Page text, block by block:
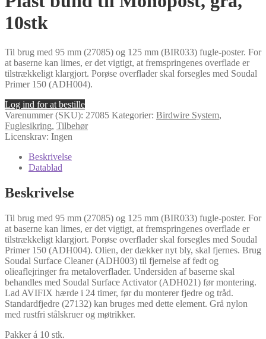
10stk
Til brug med 95 mm (27085) og 125 mm (BIR033) fugle-poster. For
at baserne kan limes, er det vigtigt, at fremspringenes overflade er
tilstrækkeligt klargjort. Porøse overflader skal forsegles med Soudal
Primer 150 (ADH004).
Log ind for at bestille
Varenummer (SKU): 27085 Kategorier: Birdwire System,
Fuglesikring, Tilbehør
Licenskrav: Ingen
Beskrivelse
Datablad
Beskrivelse
Til brug med 95 mm (27085) og 125 mm (BIR033) fugle-poster. For
at baserne kan limes, er det vigtigt, at fremspringenes overflade er
tilstrækkeligt klargjort. Porøse overflader skal forsegles med Soudal
Primer 150 (ADH004). Olien, der dækker nyt bly, skal fjernes. Brug
Soudal Surface Cleaner (ADH003) til fjernelse af fedt og
olieaflejringer fra metaloverflader. Undersiden af baserne skal
behandles med Soudal Surface Activator (ADH021) før montering.
Lad AVIFIX hærde i 24 timer, før du monterer fjedre og tråd.
Standardfjedre (27132) kan bruges med dette element. Grå nylon
med rustfri stålskruer og møtrikker.
Pakker á 10 stk.